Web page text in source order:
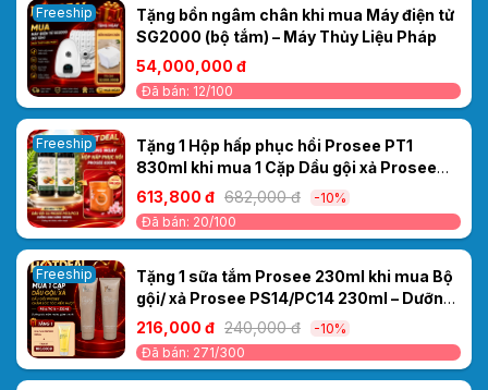
Freeship
Tặng bồn ngâm chân khi mua Máy điện tử
SG2000 (bộ tắm) – Máy Thủy Liệu Pháp
54,000,000 đ
Đã bán: 12/100
Freeship
Tặng 1 Hộp hấp phục hồi Prosee PT1
830ml khi mua 1 Cặp Dầu gội xả Prosee
PS13/PC13 Dưỡng sinh Gừng 1000ml –
Dưỡng tóc khỏe, mềm mượt
613,800 đ 682,000 đ
-10%
Đã bán: 20/100
Freeship
Tặng 1 sữa tắm Prosee 230ml khi mua Bộ
gội/ xả Prosee PS14/PC14 230ml – Dưỡng
tóc mềm mượt, giảm xơ rối
216,000 đ 240,000 đ
-10%
Đã bán: 271/300